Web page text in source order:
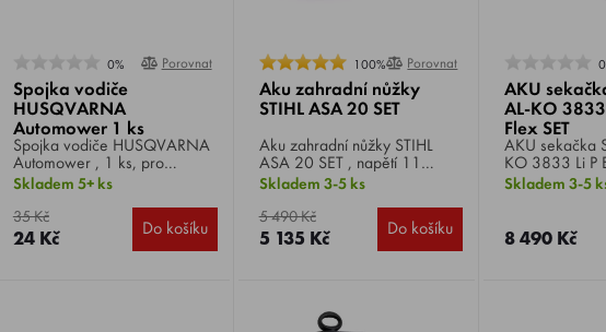
0% Porovnat
Spojka vodiče
HUSQVARNA
Automower 1 ks
Spojka vodiče HUSQVARNA
Automower , 1 ks, pro
instalaci, opravu nebo
vodiče pro robotické sekačky
HUSQVARNA
AUTOMOWER.
Skladem 5+ ks
35 Kč
24 Kč Do košíku
100% Porovnat
Aku zahradní nůžky
STIHL ASA 20 SET
Aku zahradní nůžky STIHL
ASA 20 SET , napětí 11
V, max. průměr větve 25 mm,
keřů, okrasných rostlin a vinné
révy, hmotnost 0,76 kg.
Skladem 3-5 ks
5 490 Kč
5 135 Kč Do košíku
AKU
AL-KO
Flex SET
AKU sekačka SOLO by AL-
KO 3833 Li P
SET , Li-ion
koš 45 litrů,
výška střihu
poloh.
Skladem 3-5
8 490 Kč